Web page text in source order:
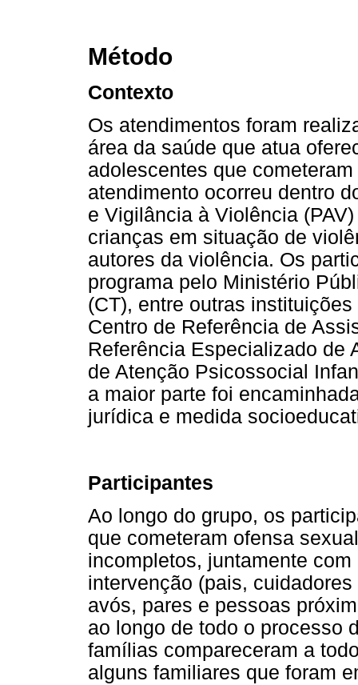
Método
Contexto
Os atendimentos foram
área da saúde que atua
adolescentes que
atendimento ocorreu dentro
e Vigilância à Violência
crianças em situação de
autores da violência. Os
programa pelo Ministério
(CT), entre outras
Centro de Referência de
Referência Especializado de
de Atenção Psicossocial
a maior parte foi
jurídica e medida
Participantes
Ao longo do grupo, os
que cometeram ofensa
incompletos, juntamente
intervenção (pais,
avós, pares e pessoas
ao longo de todo o processo
famílias compareceram a
alguns familiares que foram